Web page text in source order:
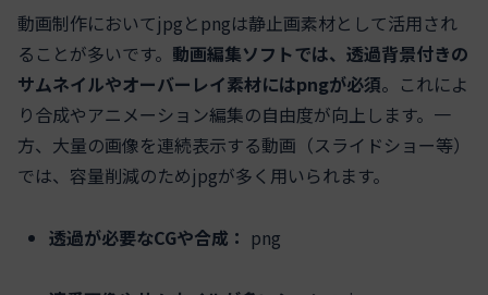
動画制作においてjpgとpngは静止画素材として活用され
ることが多いです。 動画編集ソフトでは、透過背景付きの
サムネイルやオーバーレイ素材にはpngが必須。これによ
り合成やアニメーション編集の自由度が向上します。一
方、大量の画像を連続表示する動画（スライドショー等）
では、容量削減のためjpgが多く用いられます。
透過が必要なCGや合成： png